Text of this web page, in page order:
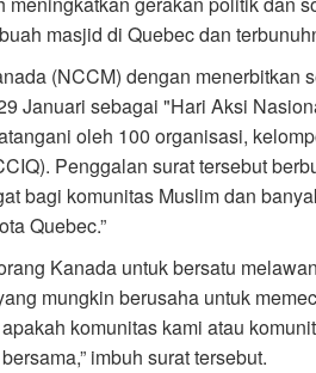
masjid di Quebec dan
(NCCM) dengan menerbitkan
Januari sebagai "Hari Aksi
oleh 100 organisasi,
Penggalan surat tersebut
bagi komunitas Muslim dan
Quebec.”
Kanada untuk bersatu
mungkin berusaha untuk
komunitas kami atau
imbuh surat tersebut.